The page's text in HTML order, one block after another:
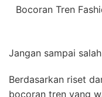
Bocoran Tren
Jangan sampai
Berdasarkan riset
bocoran tren yang